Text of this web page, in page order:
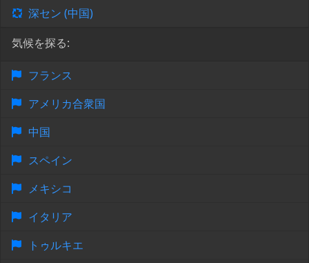
深セン (中国)
気候を探る:
フランス
アメリカ合衆国
中国
スペイン
メキシコ
イタリア
トゥルキエ